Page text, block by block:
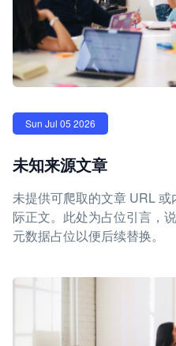
Sun Jul 05 2026
未知来源文章
未提供可爬取的文章 URL
际正文。此处为占位引言，
元数据占位以便后续替换。